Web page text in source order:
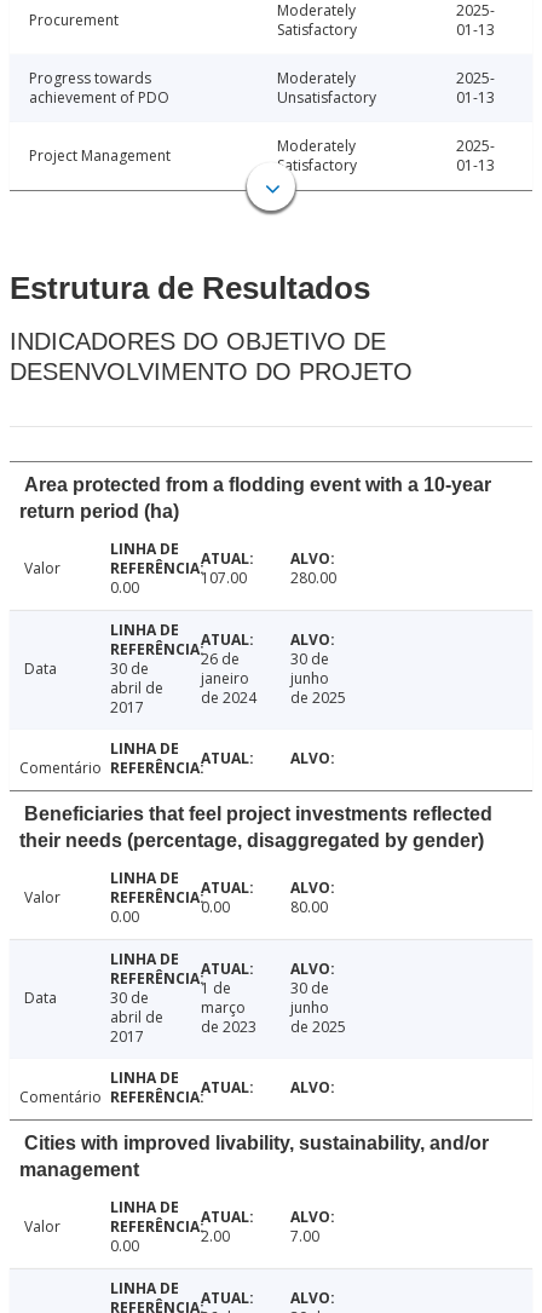
Procurement
Moderately
Satisfactory
2025-
01-13
Progress towards
achievement of PDO
Moderately
Unsatisfactory
2025-
01-13
Project Management
Moderately
Satisfactory
2025-
01-13
Estrutura de Resultados
INDICADORES DO OBJETIVO DE
DESENVOLVIMENTO DO PROJETO
Area protected from a flodding event with a 10-year
return period (ha)
Valor
0.00
107.00 280.00
Data
30 de
abril de
2017
26 de
janeiro
de 2024
30 de
junho
de 2025
Comentário
Beneficiaries that feel project investments reflected
their needs (percentage, disaggregated by gender)
Valor
0.00
0.00 80.00
Data
30 de
abril de
2017
1 de
março
de 2023
30 de
junho
de 2025
Comentário
Cities with improved livability, sustainability, and/or
management
Valor
0.00
2.00 7.00